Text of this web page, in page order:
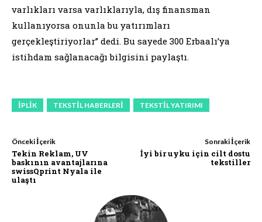
varlıkları varsa varlıklarıyla, dış finansman
kullanıyorsa onunla bu yatırımları
gerçekleştiriyorlar” dedi. Bu sayede 300 Erbaalı’ya
istihdam sağlanacağı bilgisini paylaştı.
IPLIK TEKSTIL HABERLERI TEKSTIL YATIRIMI
Önceki İçerik
Tekin Reklam, UV
baskının avantajlarına
swissQprint Nyala ile
ulaştı
Sonraki İçerik
İyi bir uyku için cilt dostu
tekstiller